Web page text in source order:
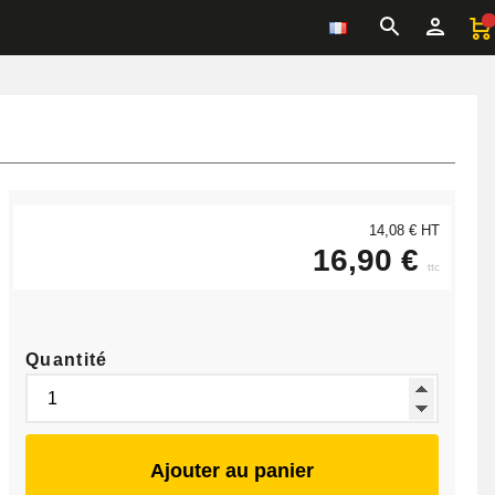
14,08 € HT
16,90 € ttc
Quantité
Ajouter au panier